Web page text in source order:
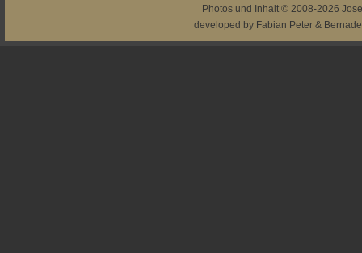
Photos und Inhalt © 2008-2026
developed by Fabian Peter &